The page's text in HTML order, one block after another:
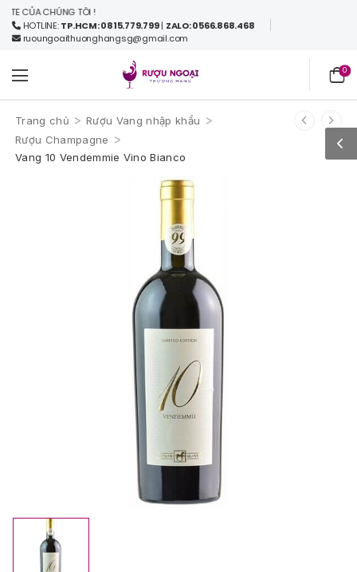
CỦA CHÚNG TÔI !
HOTLINE:TP.HCM: 0815.779.799| ZALO: 0566.868.468
ruoungoaithuonghangsg@gmail.com
0
Trang chủ > Rượu Vang nhập khẩu >
Rượu Champagne >
Vang 10 Vendemmie Vino Bianco